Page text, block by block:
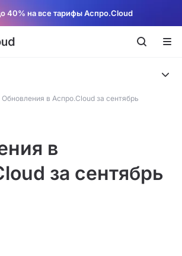
40% на все тарифы Аспро.Cloud
Обновления в Аспро.Cloud за сентябрь
в
за сентябрь